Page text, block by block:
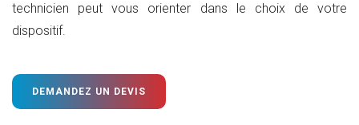
technicien peut vous orienter dans le choix de votre
dispositif.
DEMANDEZ UN DEVIS